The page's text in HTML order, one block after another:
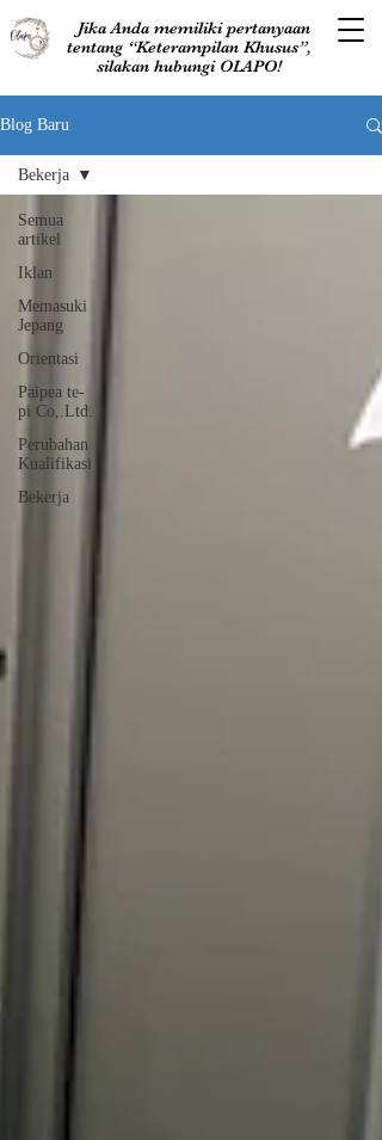
Jika Anda memiliki pertanyaan
tentang “Keterampilan Khusus”,
silakan hubungi OLAPO!
Blog Baru
Semua
artikel
Iklan
Memasuki
Jepang
Orientasi
Paipea te-
pi Co,.Ltd.
Perubahan
Kualifikasi
Bekerja
Bekerja